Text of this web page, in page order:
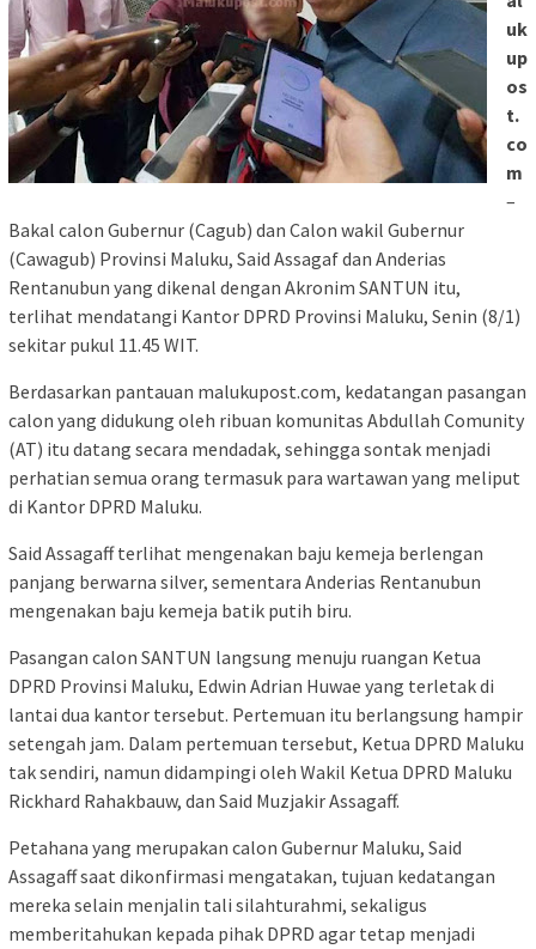
uk
up
os
t.
co
m
–
Bakal calon Gubernur (Cagub) dan Calon wakil Gubernur
(Cawagub) Provinsi Maluku, Said Assagaf dan Anderias
Rentanubun yang dikenal dengan Akronim SANTUN itu,
terlihat mendatangi Kantor DPRD Provinsi Maluku, Senin (8/1)
sekitar pukul 11.45 WIT.
Berdasarkan pantauan malukupost.com, kedatangan pasangan
calon yang didukung oleh ribuan komunitas Abdullah Comunity
(AT) itu datang secara mendadak, sehingga sontak menjadi
perhatian semua orang termasuk para wartawan yang meliput
di Kantor DPRD Maluku.
Said Assagaff terlihat mengenakan baju kemeja berlengan
panjang berwarna silver, sementara Anderias Rentanubun
mengenakan baju kemeja batik putih biru.
Pasangan calon SANTUN langsung menuju ruangan Ketua
DPRD Provinsi Maluku, Edwin Adrian Huwae yang terletak di
lantai dua kantor tersebut. Pertemuan itu berlangsung hampir
setengah jam. Dalam pertemuan tersebut, Ketua DPRD Maluku
tak sendiri, namun didampingi oleh Wakil Ketua DPRD Maluku
Rickhard Rahakbauw, dan Said Muzjakir Assagaff.
Petahana yang merupakan calon Gubernur Maluku, Said
Assagaff saat dikonfirmasi mengatakan, tujuan kedatangan
mereka selain menjalin tali silahturahmi, sekaligus
memberitahukan kepada pihak DPRD agar tetap menjadi